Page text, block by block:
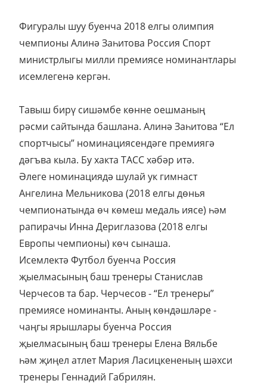
Фигуралы шуу буенча 2018 елгы олимпия
чемпионы Алинә Заһитова Россия Спорт
министрлыгы милли премиясе номинантлары
исемлегенә кергән.
Тавыш бирү сишәмбе көнне оешманың
рәсми сайтында башлана. Алинә Заһитова “Ел
спортчысы” номинациясендәге премиягә
дәгъва кыла. Бу хакта ТАСС хәбәр итә.
Әлеге номинациядә шулай ук гимнаст
Ангелина Мельникова (2018 елгы дөнья
чемпионатында өч көмеш медаль иясе) һәм
рапирачы Инна Дериглазова (2018 елгы
Европы чемпионы) көч сынаша.
Исемлектә Футбол буенча Россия
җыелмасының баш тренеры Станислав
Черчесов та бар. Черчесов - “Ел тренеры”
премиясе номинанты. Аның көндәшләре -
чаңгы ярышлары буенча Россия
җыелмасының баш тренеры Елена Вяльбе
һәм җиңел атлет Мария Ласицкененың шәхси
тренеры Геннадий Габрилян.